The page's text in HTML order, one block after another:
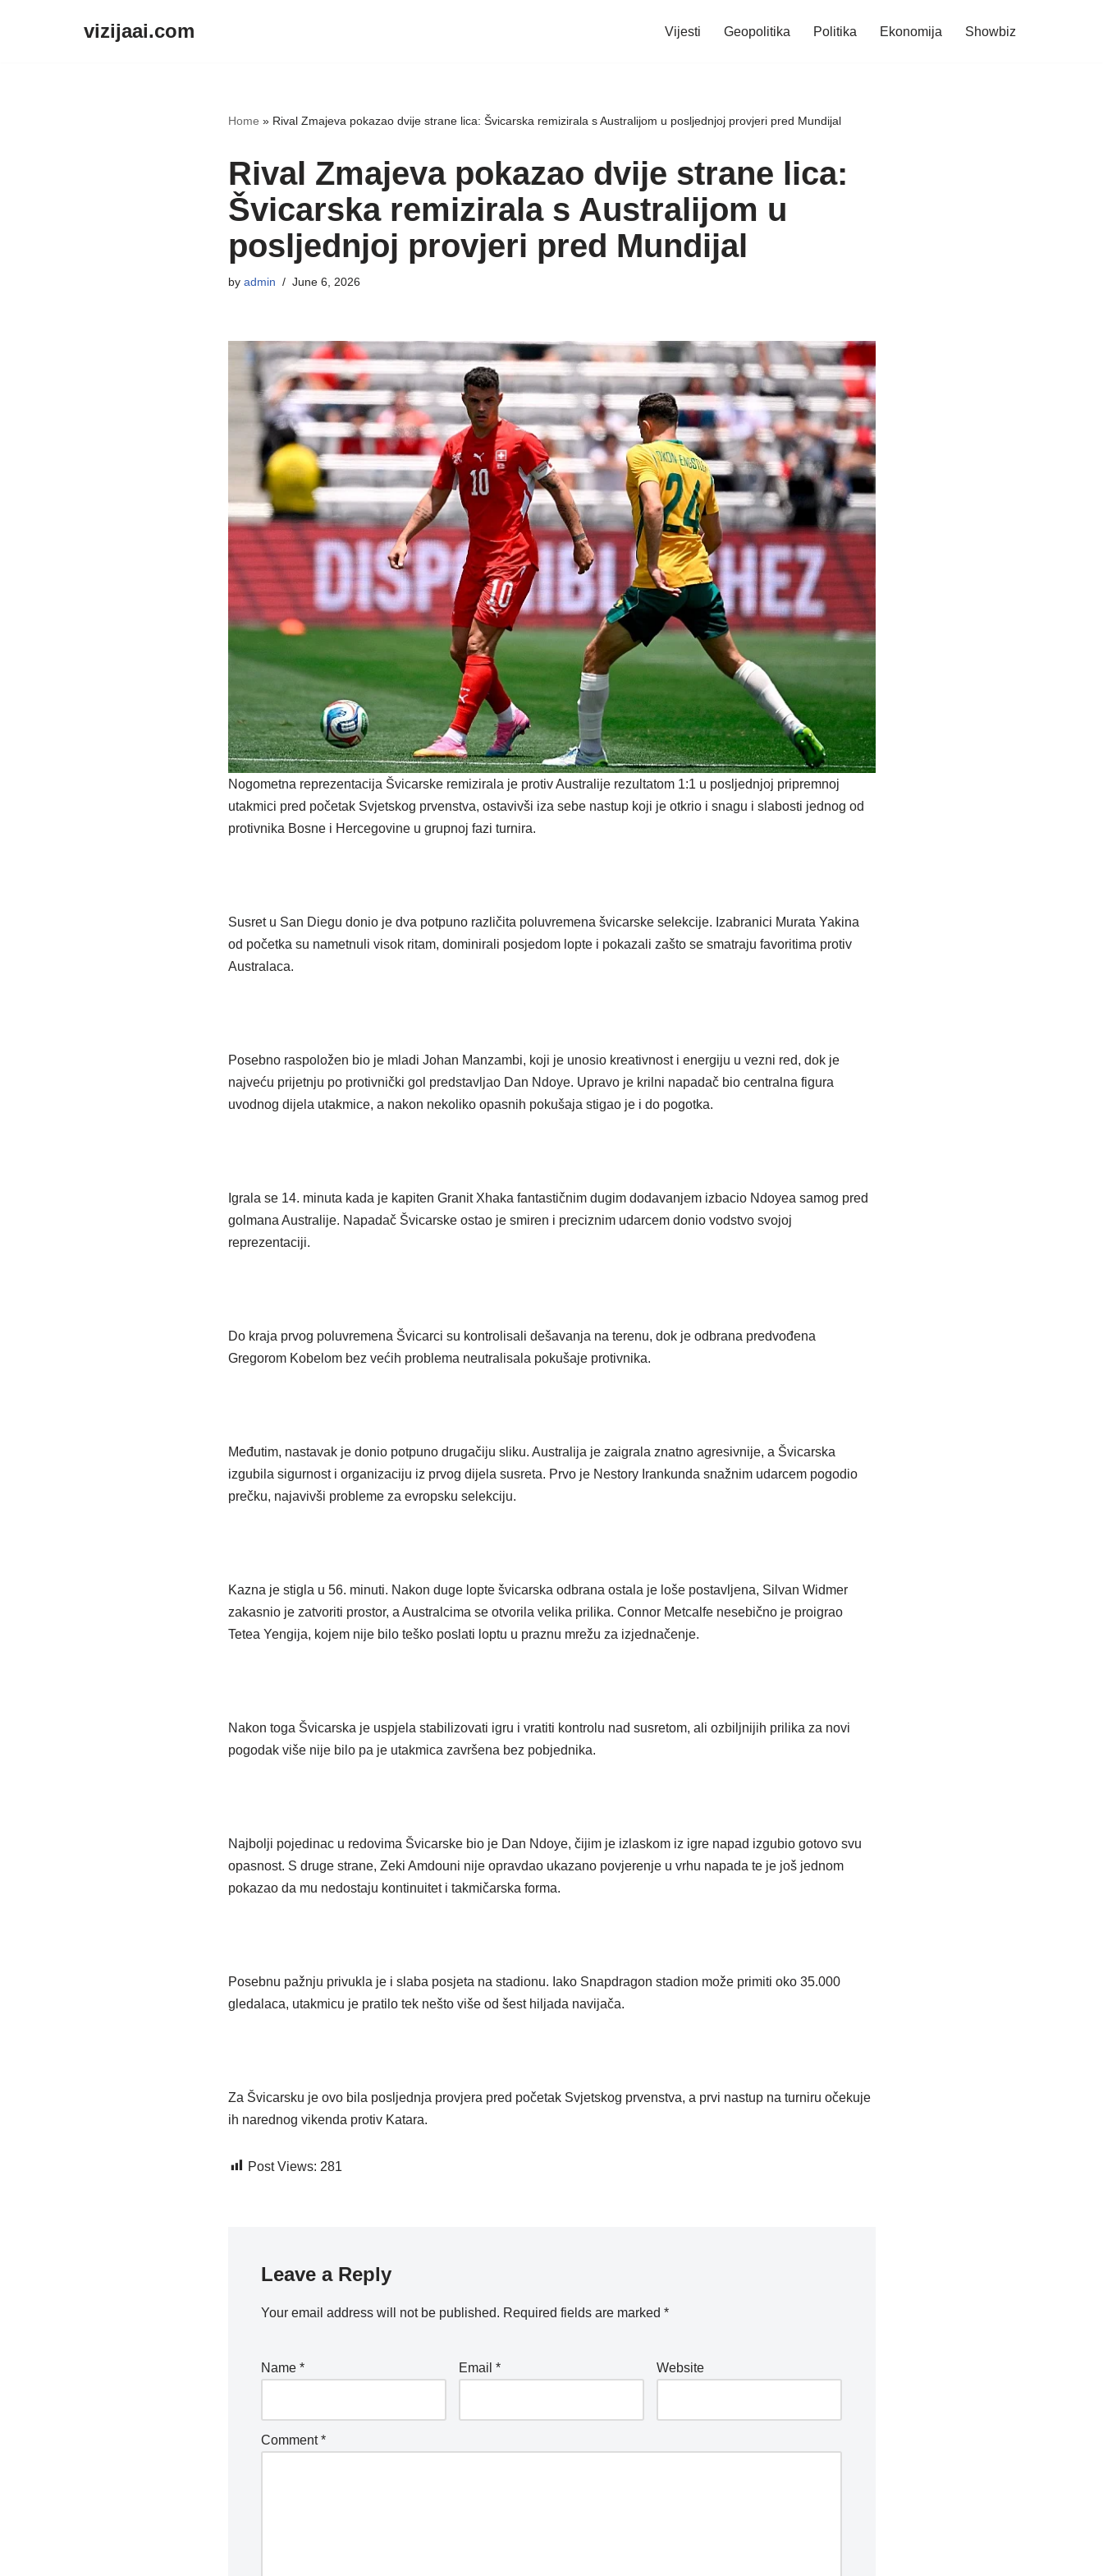
vizijaai.com Vijesti Geopolitika Politika Ekonomija Showbiz
Home » Rival Zmajeva pokazao dvije strane lica: Švicarska remizirala s Australijom u posljednjoj provjeri pred Mundijal
Rival Zmajeva pokazao dvije strane lica:
Švicarska remizirala s Australijom u
posljednjoj provjeri pred Mundijal
by admin June 6, 2026
Nogometna reprezentacija Švicarske remizirala je protiv Australije rezultatom 1:1 u posljednjoj pripremnoj
utakmici pred početak Svjetskog prvenstva, ostavivši iza sebe nastup koji je otkrio i snagu i slabosti jednog od
protivnika Bosne i Hercegovine u grupnoj fazi turnira.
Susret u San Diegu donio je dva potpuno različita poluvremena švicarske selekcije. Izabranici Murata Yakina
od početka su nametnuli visok ritam, dominirali posjedom lopte i pokazali zašto se smatraju favoritima protiv
Australaca.
Posebno raspoložen bio je mladi Johan Manzambi, koji je unosio kreativnost i energiju u vezni red, dok je
najveću prijetnju po protivnički gol predstavljao Dan Ndoye. Upravo je krilni napadač bio centralna figura
uvodnog dijela utakmice, a nakon nekoliko opasnih pokušaja stigao je i do pogotka.
Igrala se 14. minuta kada je kapiten Granit Xhaka fantastičnim dugim dodavanjem izbacio Ndoyea samog pred
golmana Australije. Napadač Švicarske ostao je smiren i preciznim udarcem donio vodstvo svojoj
reprezentaciji.
Do kraja prvog poluvremena Švicarci su kontrolisali dešavanja na terenu, dok je odbrana predvođena
Gregorom Kobelom bez većih problema neutralisala pokušaje protivnika.
Međutim, nastavak je donio potpuno drugačiju sliku. Australija je zaigrala znatno agresivnije, a Švicarska
izgubila sigurnost i organizaciju iz prvog dijela susreta. Prvo je Nestory Irankunda snažnim udarcem pogodio
prečku, najavivši probleme za evropsku selekciju.
Kazna je stigla u 56. minuti. Nakon duge lopte švicarska odbrana ostala je loše postavljena, Silvan Widmer
zakasnio je zatvoriti prostor, a Australcima se otvorila velika prilika. Connor Metcalfe nesebično je proigrao
Tetea Yengija, kojem nije bilo teško poslati loptu u praznu mrežu za izjednačenje.
Nakon toga Švicarska je uspjela stabilizovati igru i vratiti kontrolu nad susretom, ali ozbiljnijih prilika za novi
pogodak više nije bilo pa je utakmica završena bez pobjednika.
Najbolji pojedinac u redovima Švicarske bio je Dan Ndoye, čijim je izlaskom iz igre napad izgubio gotovo svu
opasnost. S druge strane, Zeki Amdouni nije opravdao ukazano povjerenje u vrhu napada te je još jednom
pokazao da mu nedostaju kontinuitet i takmičarska forma.
Posebnu pažnju privukla je i slaba posjeta na stadionu. Iako Snapdragon stadion može primiti oko 35.000
gledalaca, utakmicu je pratilo tek nešto više od šest hiljada navijača.
Za Švicarsku je ovo bila posljednja provjera pred početak Svjetskog prvenstva, a prvi nastup na turniru očekuje
ih narednog vikenda protiv Katara.
Post Views: 281
Leave a Reply
Your email address will not be published. Required fields are marked *
Name * Email * Website
Comment*